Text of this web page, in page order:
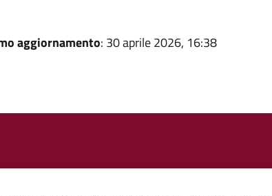
aggiornamento: 30 aprile 2026, 16:38